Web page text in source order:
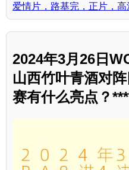
爱情片，路基完，正片，高
2024年3月26日
山西竹叶青酒对
赛有什么亮点？